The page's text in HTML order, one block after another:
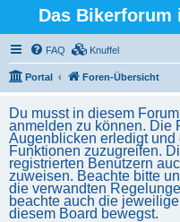
Das Bikerforum
FAQ Knuffel
Portal Foren-Übersicht
Du musst in diesem
anmelden zu können. Die
Augenblicken erledigt und
Funktionen zuzugreifen.
registrierten Benutzern
zuweisen. Beachte bitte
die verwandten
beachte auch die
diesem Board bewegst.